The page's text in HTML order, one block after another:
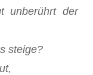
unberührt der
steige?